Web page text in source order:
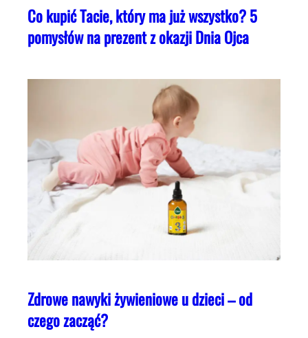
Co kupić Tacie, który ma już wszystko? 5
pomysłów na prezent z okazji Dnia Ojca
Zdrowe nawyki żywieniowe u dzieci – od
czego zacząć?